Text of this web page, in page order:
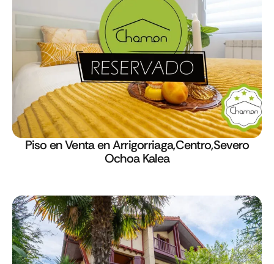
Piso en Venta en Arrigorriaga,Centro,Severo
Ochoa Kalea